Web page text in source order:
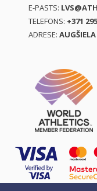
E-PASTS:
TELEFONS: +371
ADRESE: